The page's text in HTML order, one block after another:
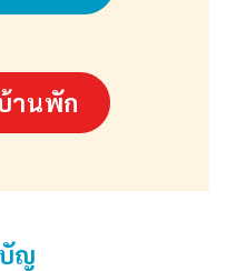
านพัก
ญ